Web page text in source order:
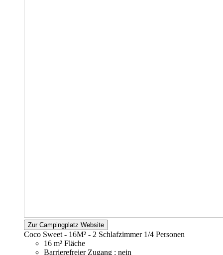
Zur Campingplatz Website
Coco Sweet - 16M² - 2 Schlafzimmer 1/4 Personen
16 m² Fläche
Barrierefreier Zugang : nein